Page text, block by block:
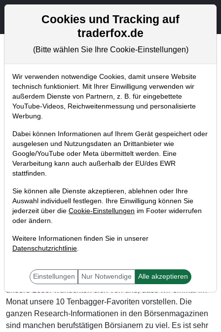
Aktien- und Artikelsuche
Aktuelles
Home Blog Aktuelles
TraderFox veröffentlicht
"Tenbagger-Favoriten": PDF mit
Top-10-Aktien
22.04.2023 um 11:12 Uhr | TraderFox GmbH
Liebe Anleger,
unsere Leser wünschten sich von uns, dass wir einmal im
Monat unsere 10 Tenbagger-Favoriten vorstellen. Die
ganzen Research-Informationen in den Börsenmagazinen
sind manchen berufstätigen Börsianern zu viel. Es ist sehr
Cookies und Tracking auf
traderfox.de
(Bitte wählen Sie Ihre Cookie-Einstellungen)
Wir verwenden notwendige Cookies, damit unsere Website
technisch funktioniert. Mit Ihrer Einwilligung verwenden wir
außerdem Dienste von Partnern, z. B. für eingebettete
YouTube-Videos, Reichweitenmessung und personalisierte
Werbung.
Dabei können Informationen auf Ihrem Gerät gespeichert oder
ausgelesen und Nutzungsdaten an Drittanbieter wie
Google/YouTube oder Meta übermittelt werden. Eine
Verarbeitung kann auch außerhalb der EU/des EWR
stattfinden.
Sie können alle Dienste akzeptieren, ablehnen oder Ihre
Auswahl individuell festlegen. Ihre Einwilligung können Sie
jederzeit über die Cookie-Einstellungen im Footer widerrufen
oder ändern.
Weitere Informationen finden Sie in unserer
Datenschutzrichtlinie.
Einstellungen Nur Notwendige Alle akzeptieren